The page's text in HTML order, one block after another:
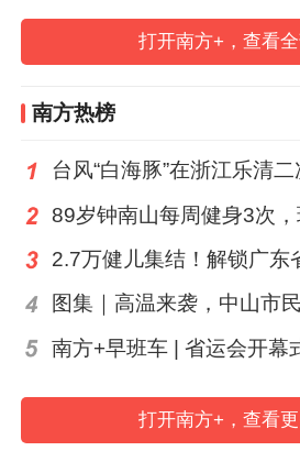
升政治领导力，思想“引航
航”、提升自我约束力，群
织凝聚力的“五航五力”党
为企业的竞争优势、创新
实现以高质量党建引领和
展。
思想引领是党建的基石。集
规定微课堂”线上学习模
参与量，让党纪党规学习
打开南方+，查看
南方热榜
台风“白海豚”在浙江乐清
打开南方+，查看